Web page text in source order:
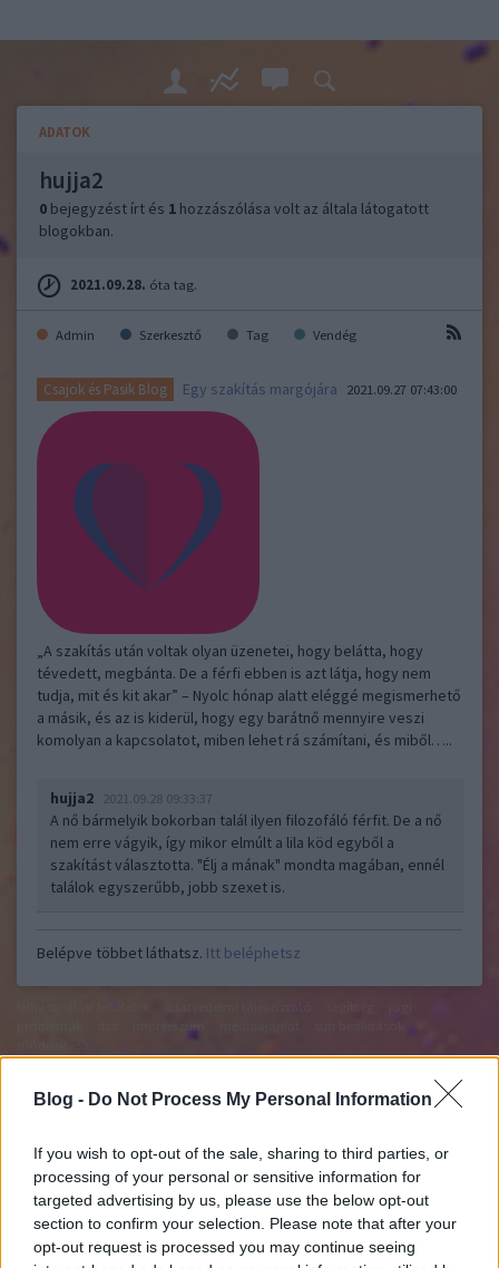
Blog - Do Not Process My Personal Information
If you wish to opt-out of the sale, sharing to third parties, or
processing of your personal or sensitive information for
targeted advertising by us, please use the below opt-out
section to confirm your selection. Please note that after your
opt-out request is processed you may continue seeing
ADATOK
hujja2
0 bejegyzést írt és 1 hozzászólása volt az általa látogatott
blogokban.
2021.09.28. óta tag.
Admin Szerkesztő Tag Vendég
Csajok és Pasik Blog Egy szakítás margójára 2021.09.27 07:43:00
„A szakítás után voltak olyan üzenetei, hogy belátta, hogy
tévedett, megbánta. De a férfi ebben is azt látja, hogy nem
tudja, mit és kit akar” – Nyolc hónap alatt eléggé megismerhető
a másik, és az is kiderül, hogy egy barátnő mennyire veszi
komolyan a kapcsolatot, miben lehet rá számítani, és miből…..
hujja2 2021.09.28 09:33:37
A nő bármelyik bokorban talál ilyen filozofáló férfit. De a nő
nem erre vágyik, így mikor elmúlt a lila köd egyből a
szakítást választotta. "Élj a mának" mondta magában, ennél
találok egyszerűbb, jobb szexet is.
Belépve többet láthatsz. Itt beléphetsz